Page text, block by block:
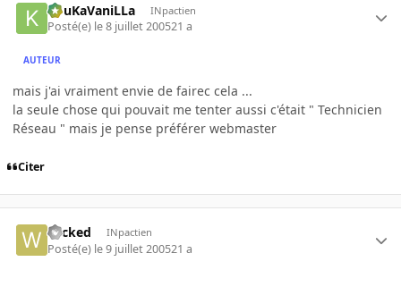
KouKaVaniLLa INpactien
Posté(e) le 8 juillet 200521 a
AUTEUR
mais j'ai vraiment envie de fairec cela ...
la seule chose qui pouvait me tenter aussi c'était " Technicien
Réseau " mais je pense préférer webmaster
Citer
wicked INpactien
Posté(e) le 9 juillet 200521 a